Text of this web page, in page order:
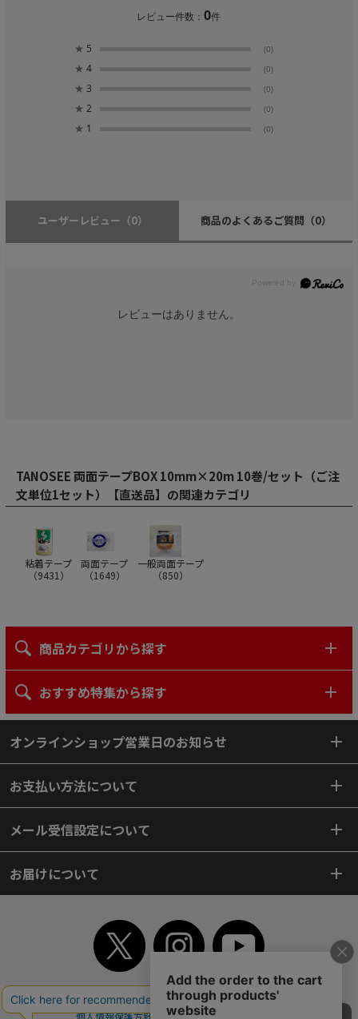
レビュー件数：0件
★ 5 (0)
★ 4 (0)
★ 3 (0)
★ 2 (0)
★ 1 (0)
ユーザーレビュー （0） 商品のよくあるご質問 （0）
レビューはありません。
TANOSEE 両面テープBOX 10mm×20m 10巻/セット（ご注
文単位1セット）【直送品】の関連カテゴリ
粘着テープ
（9431 ）
両面テープ
（1649）
一般両面テープ
（850）
商品カテゴリから探す
おすすめ特集から探す
オンラインショップ営業日のお知らせ
お支払い方法について
メール受信設定について
お届けについて
TOP 初めてご利用のお客様へ ご利用案内
ご利用規約
個人情報保護方針
特定商取引法